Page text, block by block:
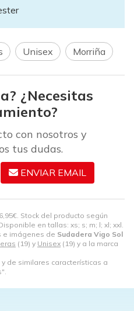
€. Stock del producto según
en tallas: xs; s; m; l; xl; xxl.
e imágenes de Sudadera Vigo Sol
(19) y Unisex (19) y a la marca
de similares características a
Unisex Morriña
¿Necesitas
con nosotros y
tus dudas.
ENVIAR EMAIL